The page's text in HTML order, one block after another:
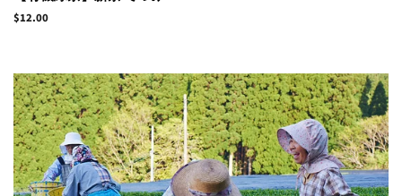
Regular
$12.00